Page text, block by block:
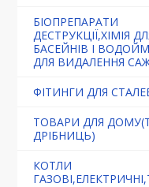
БІОПРЕПАРАТИ
ДЕСТРУКЦІЇ,ХІМІЯ
БАСЕЙНІВ І
ДЛЯ ВИДАЛЕННЯ
ФІТИНГИ ДЛЯ
ТОВАРИ ДЛЯ
ДРІБНИЦЬ)
КОТЛИ